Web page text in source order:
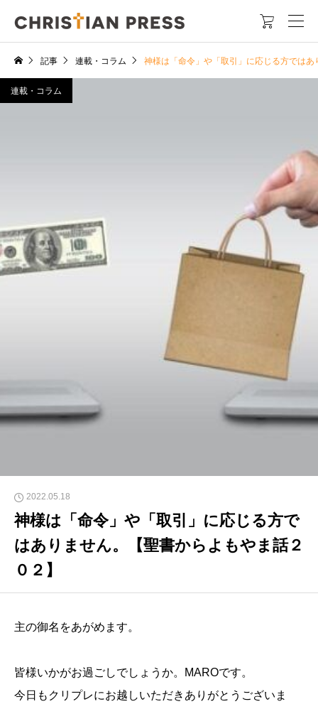

記事 連載・コラム 神様は「命令」や「取引」に応じる方では
連載・コラム
2022.05.18
神様は「命令」や「取引」に応じる方で
はありません。【聖書からよもやま話２
０２】
主の御名をあがめます。
皆様いかがお過ごしでしょうか。MAROです。
今日もクリプレにお越しいただきありがとうございま